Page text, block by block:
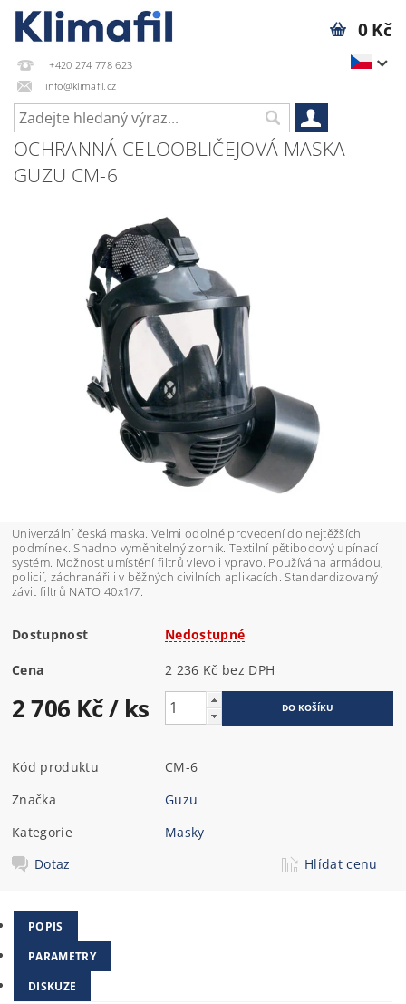
+420 274 778 623
info@klimafil.cz
0 Kč
OCHRANNÁ CELOOBLIČEJOVÁ MASKA
GUZU CM-6
Univerzální česká maska. Velmi odolné provedení do nejtěžších
podmínek. Snadno vyměnitelný zorník. Textilní pětibodový upínací
systém. Možnost umístění filtrů vlevo i vpravo. Používána armádou,
policií, záchranáři i v běžných civilních aplikacích. Standardizovaný
závit filtrů NATO 40x1/7.
Dostupnost Nedostupné
Cena 2 236 Kč bez DPH
2 706 Kč/ ks
Kód produktu
CM-6
Značka
Guzu
Kategorie
Masky
Dotaz
Hlídat cenu
POPIS
PARAMETRY
DISKUZE